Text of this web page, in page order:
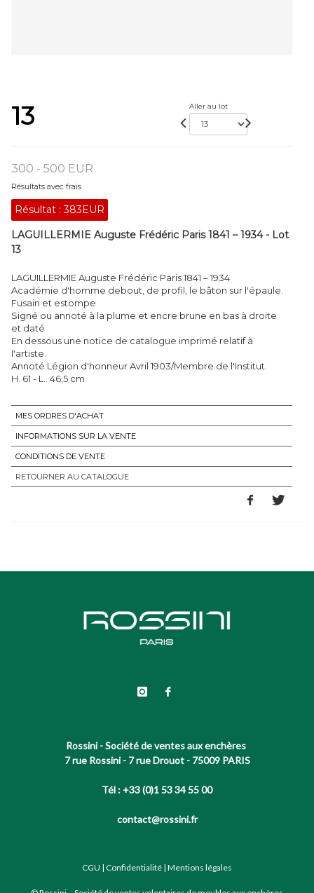
13 Aller au lot
300 - 500 EUR
Résultats avec frais
Résultat :383EUR
LAGUILLERMIE Auguste Frédéric Paris 1841 – 1934 - Lot
13
LAGUILLERMIE Auguste Frédéric Paris 1841 – 1934
Académie d'homme debout, de profil, le bâton sur l'épaule.
Fusain et estompe
Signé ou annoté à la plume et encre brune en bas à droite
et daté
En dessous une notice de catalogue imprimé relatif à
l'artiste.
Annoté Légion d'honneur Avril 1903/Membre de l'Institut.
MES ORDRES D'ACHAT
INFORMATIONS SUR LA VENTE
CONDITIONS DE VENTE
RETOURNER AU CATALOGUE
Rossini - Société de ventes aux enchères
7 rue Rossini - 7 rue Drouot - 75009 PARIS
Tél : +33 (0)1 53 34 55 00
contact@rossini.fr
CGU | Confidentialité | Mentions légales